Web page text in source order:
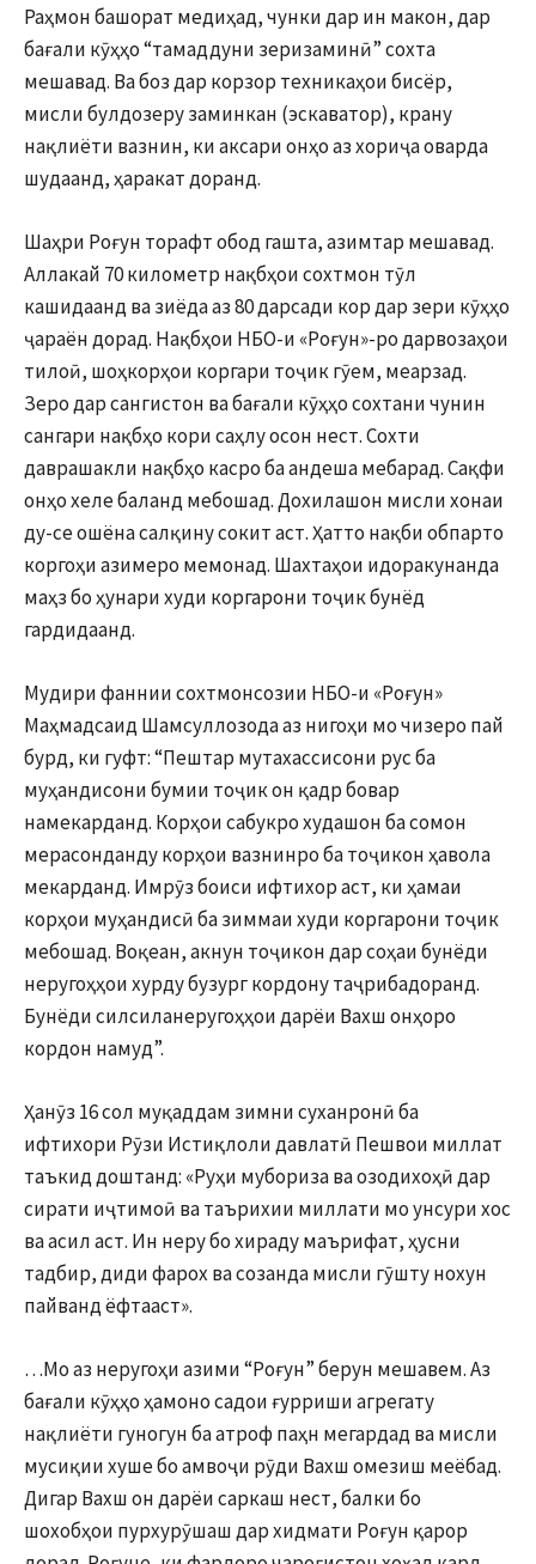
Раҳмон башорат медиҳад, чунки дар ин макон, дар
бағали кӯҳҳо “тамаддуни зеризаминӣ” сохта
мешавад. Ва боз дар корзор техникаҳои бисёр,
мисли булдозеру заминкан (эскаватор), крану
нақлиёти вазнин, ки аксари онҳо аз хориҷа оварда
шудаанд, ҳаракат доранд.
Шаҳри Роғун торафт обод гашта, азимтар мешавад.
Аллакай 70 километр нақбҳои сохтмон тӯл
кашидаанд ва зиёда аз 80 дарсади кор дар зери кӯҳҳо
ҷараён дорад. Нақбҳои НБО-и «Роғун»-ро дарвозаҳои
тилоӣ, шоҳкорҳои коргари тоҷик гӯем, меарзад.
Зеро дар сангистон ва бағали кӯҳҳо сохтани чунин
сангари нақбҳо кори саҳлу осон нест. Сохти
даврашакли нақбҳо касро ба андеша мебарад. Сақфи
онҳо хеле баланд мебошад. Дохилашон мисли хонаи
ду-се ошёна салқину сокит аст. Ҳатто нақби обпарто
коргоҳи азимеро мемонад. Шахтаҳои идоракунанда
маҳз бо ҳунари худи коргарони тоҷик бунёд
гардидаанд.
Мудири фаннии сохтмонсозии НБО-и «Роғун»
Маҳмадсаид Шамсуллозода аз нигоҳи мо чизеро пай
бурд, ки гуфт: “Пештар мутахассисони рус ба
муҳандисони бумии тоҷик он қадр бовар
намекарданд. Корҳои сабукро худашон ба сомон
мерасонданду корҳои вазнинро ба тоҷикон ҳавола
мекарданд. Имрӯз боиси ифтихор аст, ки ҳамаи
корҳои муҳандисӣ ба зиммаи худи коргарони тоҷик
мебошад. Воқеан, акнун тоҷикон дар соҳаи бунёди
неругоҳҳои хурду бузург кордону таҷрибадоранд.
Бунёди силсиланеругоҳҳои дарёи Вахш онҳоро
кордон намуд”.
Ҳанӯз 16 сол муқаддам зимни суханронӣ ба
ифтихори Рӯзи Истиқлоли давлатӣ Пешвои миллат
таъкид доштанд: «Руҳи мубориза ва озодихоҳӣ дар
сирати иҷтимоӣ ва таърихии миллати мо унсури хос
ва асил аст. Ин неру бо хираду маърифат, ҳусни
тадбир, диди фарох ва созанда мисли гӯшту нохун
пайванд ёфтааст».
…Мо аз неругоҳи азими “Роғун” берун мешавем. Аз
бағали кӯҳҳо ҳамоно садои ғурриши агрегату
нақлиёти гуногун ба атроф паҳн мегардад ва мисли
мусиқии хуше бо амвоҷи рӯди Вахш омезиш меёбад.
Дигар Вахш он дарёи саркаш нест, балки бо
шохобҳои пурхурӯшаш дар хидмати Роғун қарор